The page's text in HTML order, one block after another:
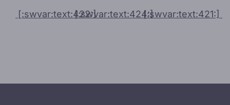
[:swvar:text:422:] [:swvar:text:421:]
[:swvar:text:424:]